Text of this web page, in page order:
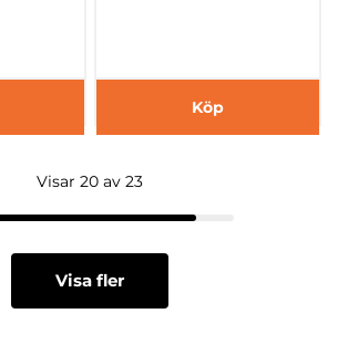
Köp
Visar 20 av 23
Visa fler